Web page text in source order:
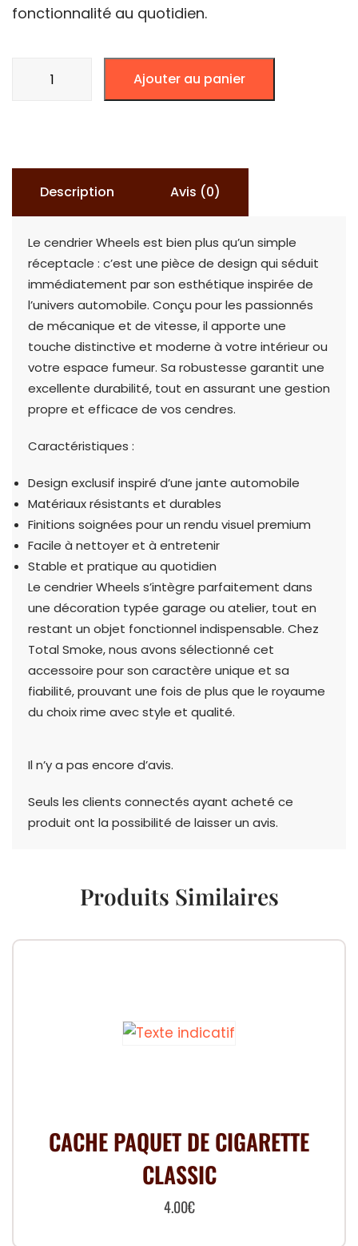
fonctionnalité au quotidien.
Ajouter au panier
Description Avis (0)
Le cendrier Wheels est bien plus qu’un simple
réceptacle : c’est une pièce de design qui séduit
immédiatement par son esthétique inspirée de
l’univers automobile. Conçu pour les passionnés
de mécanique et de vitesse, il apporte une
touche distinctive et moderne à votre intérieur ou
votre espace fumeur. Sa robustesse garantit une
excellente durabilité, tout en assurant une gestion
propre et efficace de vos cendres.
Caractéristiques :
Design exclusif inspiré d’une jante automobile
Matériaux résistants et durables
Finitions soignées pour un rendu visuel premium
Facile à nettoyer et à entretenir
Stable et pratique au quotidien
Le cendrier Wheels s’intègre parfaitement dans
une décoration typée garage ou atelier, tout en
restant un objet fonctionnel indispensable. Chez
Total Smoke, nous avons sélectionné cet
accessoire pour son caractère unique et sa
fiabilité, prouvant une fois de plus que le royaume
du choix rime avec style et qualité.
Il n’y a pas encore d’avis.
Seuls les clients connectés ayant acheté ce
produit ont la possibilité de laisser un avis.
Produits Similaires
CACHE PAQUET DE CIGARETTE
CLASSIC
4.00€